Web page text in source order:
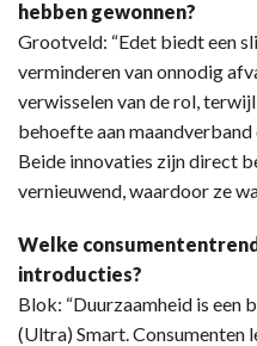
hebben gewonnen?
Grootveld: “Edet biedt een
verminderen van onnodig
verwisselen van de rol,
behoefte aan
Beide innovaties zijn direct
vernieuwend, waardoor ze
Welke
introducties?
Blok: “Duurzaamheid is
(Ultra) Smart. Consumenten